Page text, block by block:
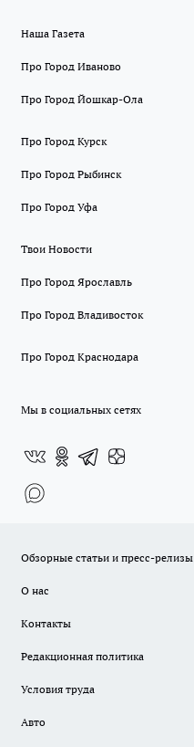
Наша Газета
Про Город Иваново
Про Город Йошкар-Ола
Про Город Курск
Про Город Рыбинск
Про Город Уфа
Твои Новости
Про Город Ярославль
Про Город Владивосток
Про Город Краснодара
Мы в социальных сетях
Обзорные статьи и пресс-релизы
О нас
Контакты
Редакционная политика
Условия труда
Авто